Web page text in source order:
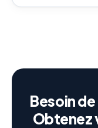
Besoin de
Obtenez